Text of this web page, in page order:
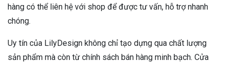
hàng có thể liên hệ với shop để được tư vấn, hỗ trợ nhanh
chóng.
Uy tín của LilyDesign không chỉ tạo dựng qua chất lượng
sản phẩm mà còn từ chính sách bán hàng minh bạch. Cửa